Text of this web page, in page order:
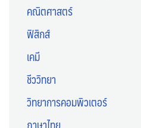
Search
คณิตศาสตร์
ฟิสิกส์
เคมี
ชีววิทยา
วิทยาการคอมพิวเตอร์